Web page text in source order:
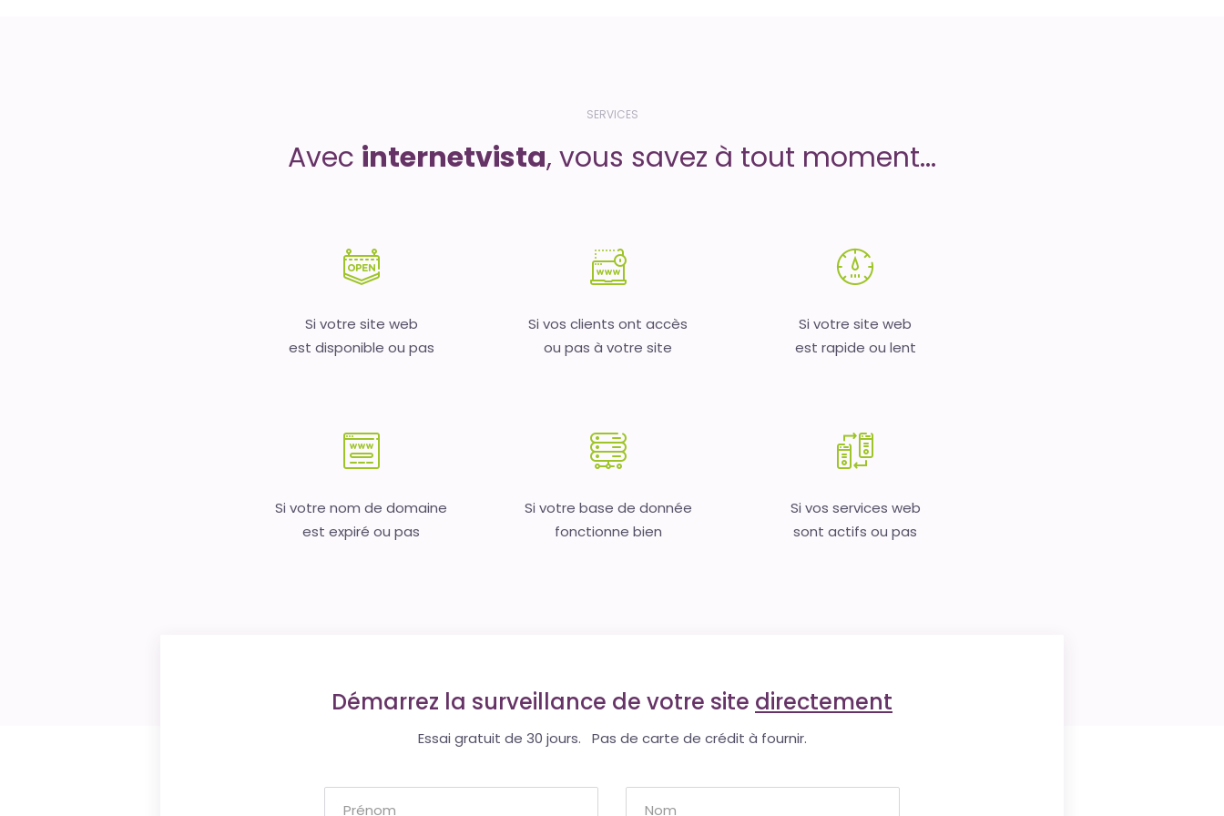
SERVICES
Avec internetvista, vous savez à tout moment...
Si votre site web
est disponible ou pas
Si vos clients ont accès
ou pas à votre site
Si votre site web
est rapide ou lent
Si votre nom de domaine
est expiré ou pas
Si votre base de donnée
fonctionne bien
Si vos services web
sont actifs ou pas
Démarrez la surveillance de votre site directement
Essai gratuit de 30 jours. Pas de carte de crédit à fournir.